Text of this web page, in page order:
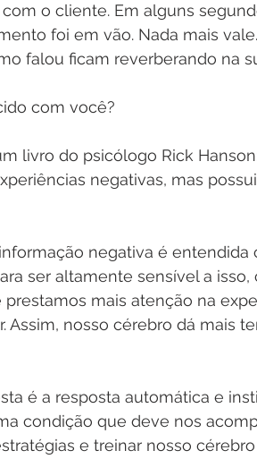
o cliente. Em alguns
foi em vão. Nada mais
falou ficam reverberando na
com você?
livro do psicólogo Rick
negativas, mas
negativa é entendida
ser altamente sensível a
prestamos mais atenção na
Assim, nosso cérebro dá mais
é a resposta automática e
condição que deve nos
e treinar nosso